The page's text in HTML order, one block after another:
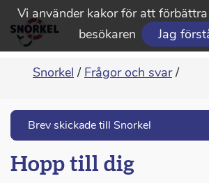
Vi använder kakor för att
besökaren
Jag
Snorkel / Frågor och svar /
Brev skickade till Snorkel
Hopp till dig